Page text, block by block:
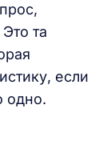
та
если
одно.